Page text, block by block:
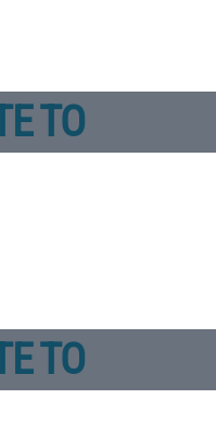
ΤΟ
ΤΟ